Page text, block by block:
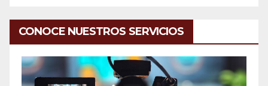
CONOCE NUESTROS SERVICIOS